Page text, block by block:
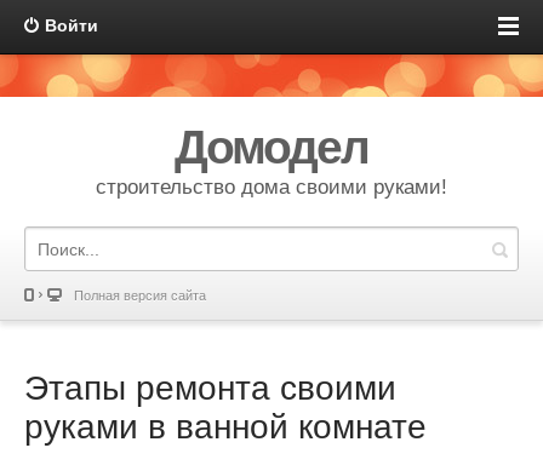
Войти
Домодел
строительство дома своими руками!
Полная версия сайта
Этапы ремонта своими
руками в ванной комнате